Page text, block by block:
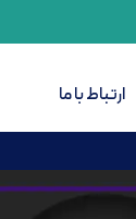
ارتباط با ما